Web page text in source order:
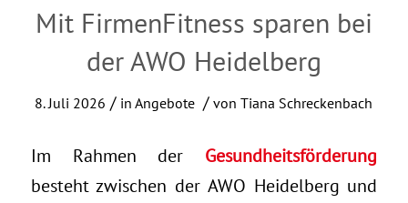
Mit FirmenFitness sparen bei
der AWO Heidelberg
8. Juli 2026 / inAngebote / vonTiana Schreckenbach
Im Rahmen der Gesundheitsförderung
besteht zwischen der AWO Heidelberg und